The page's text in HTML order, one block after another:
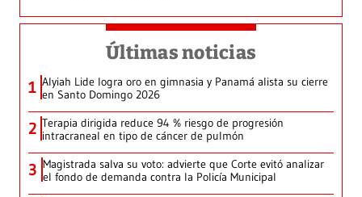
Últimas noticias
1 Alyiah Lide logra oro en gimnasia y Panamá alista su cierre
en Santo Domingo 2026
2 Terapia dirigida reduce 94 % riesgo de progresión
intracraneal en tipo de cáncer de pulmón
3 Magistrada salva su voto: advierte que Corte evitó analizar
el fondo de demanda contra la Policía Municipal